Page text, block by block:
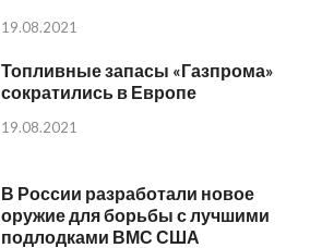
19.08.2021
Топливные запасы «Газпрома»
сократились в Европе
19.08.2021
В России разработали новое
оружие для борьбы с лучшими
подлодками ВМС США